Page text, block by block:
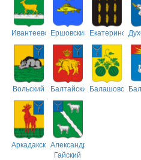
ИвантеевскийЕршовский
Вольский БалтайскийБалашовский
АркадакскийАлександрово-
Гайский